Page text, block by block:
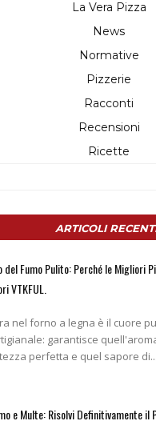
La Vera Pizza
News
Normative
Pizzerie
Racconti
Recensioni
Ricette
ARTICOLI
del Fumo Pulito: Perché le Migliori
VTKFUL.
nel forno a legna è il cuore
garantisce
perfetta e quel sapore di...
e Multe: Risolvi Definitivamente il